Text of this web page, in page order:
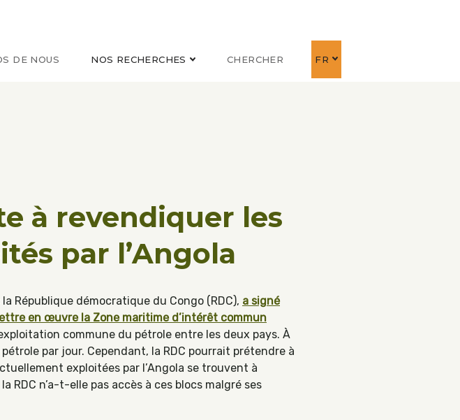
DE NOUS NOS RECHERCHES CHERCHER FR
à revendiquer les
par l’Angola
République démocratique du Congo (RDC), a signé
en œuvre la Zone maritime d’intérêt commun
commune du pétrole entre les deux pays. À
par jour. Cependant, la RDC pourrait prétendre à
exploitées par l’Angola se trouvent à
RDC n’a-t-elle pas accès à ces blocs malgré ses